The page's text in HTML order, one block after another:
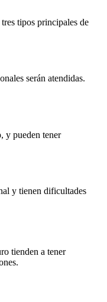
tipos principales de
serán atendidas.
y pueden tener
y tienen dificultades
tienden a tener